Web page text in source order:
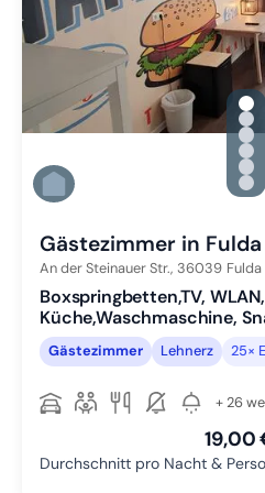
Gästezimmer in Fulda
An der Steinauer Str., 36039 Fulda
Boxspringbetten,TV,
Küche,Waschmaschine,
Gästezimmer Lehnerz 25×
+ 26
19,00
Durchschnitt pro Nacht &